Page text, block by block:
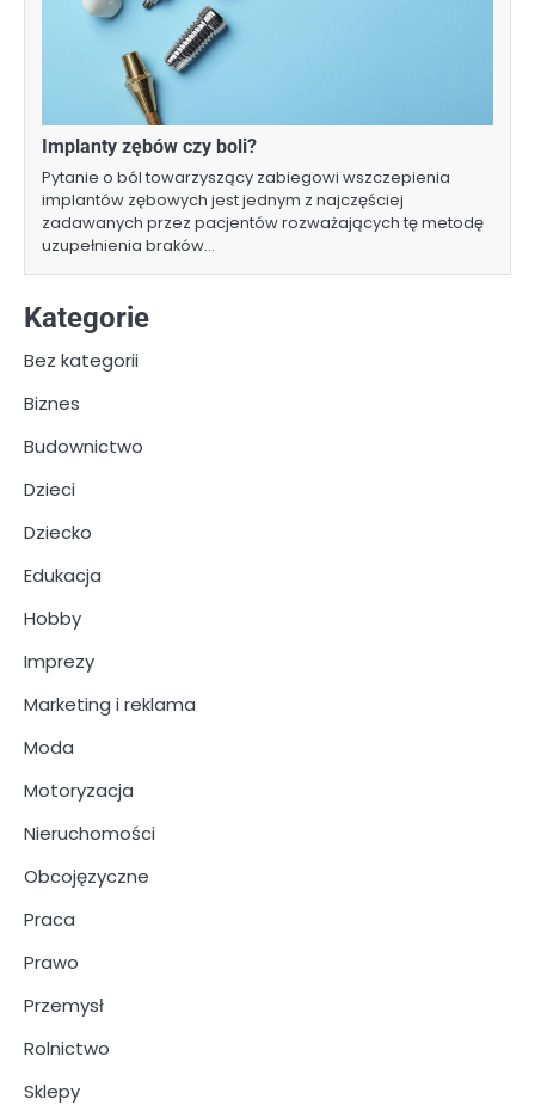
Implanty zębów czy boli?
Pytanie o ból towarzyszący zabiegowi wszczepienia
implantów zębowych jest jednym z najczęściej
zadawanych przez pacjentów rozważających tę metodę
uzupełnienia braków…
Kategorie
Bez kategorii
Biznes
Budownictwo
Dzieci
Dziecko
Edukacja
Hobby
Imprezy
Marketing i reklama
Moda
Motoryzacja
Nieruchomości
Obcojęzyczne
Praca
Prawo
Przemysł
Rolnictwo
Sklepy